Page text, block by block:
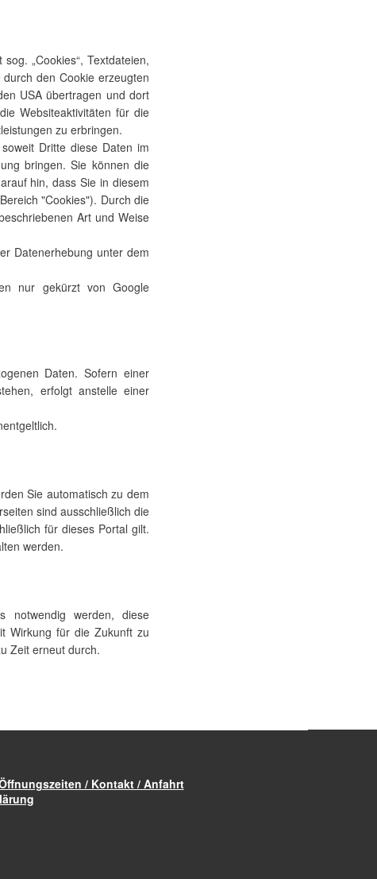
„Cookies“, Textdateien,
den Cookie erzeugten
USA übertragen und dort
Websiteaktivitäten für die
zu erbringen.
Dritte diese Daten im
bringen. Sie können die
hin, dass Sie in diesem
"Cookies"). Durch die
Art und Weise
Datenerhebung unter dem
nur gekürzt von Google
Daten. Sofern einer
erfolgt anstelle einer
Sie automatisch zu dem
sind ausschließlich die
für dieses Portal gilt.
werden.
notwendig werden, diese
Wirkung für die Zukunft zu
Zeit erneut durch.
/ Kontakt / Anfahrt